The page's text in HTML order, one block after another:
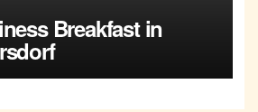
Breakfast in